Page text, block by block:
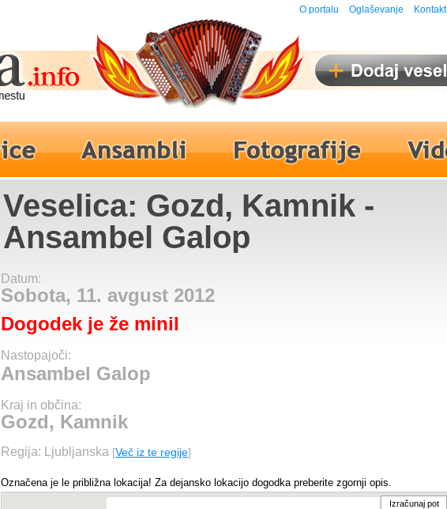
O portalu Oglaševanje
Veselica: Gozd, Kamnik -
Ansambel Galop
Datum:
Sobota, 11. avgust 2012
Dogodek je že minil
Nastopajoči:
Ansambel Galop
Kraj in občina:
Gozd, Kamnik
Regija: Ljubljanska [Več iz te regije]
Označena je le približna lokacija! Za dejansko lokacijo dogodka preberite zgornji opis.
Izračunaj pot